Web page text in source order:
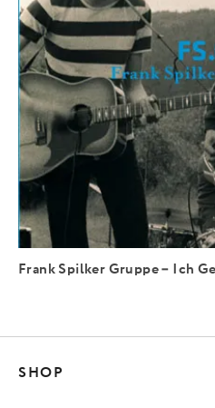
Frank Spilker Gruppe – Ich
SHOP